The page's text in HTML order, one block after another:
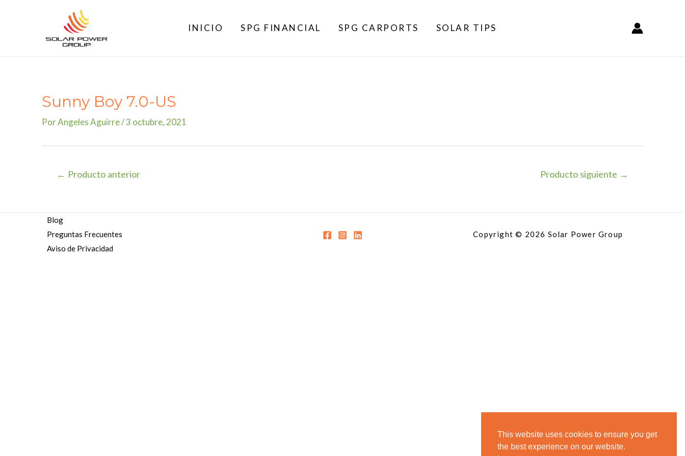
INICIO SPG FINANCIAL SPG CARPORTS SOLAR TIPS
Sunny Boy 7.0-US
PorAngeles Aguirre/3 octubre, 2021
Navegación
← Producto anterior Producto siguiente →
Blog
Preguntas Frecuentes
Aviso de Privacidad
Copyright © 2026 Solar Power Group
This website uses cookies to ensure you get
the best experience on our website.